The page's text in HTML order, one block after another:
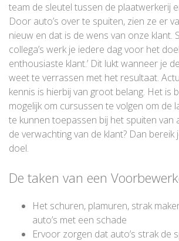
team de sleutel tussen de plaatwerkerij
Door auto’s over te spuiten, zien ze er
nieuw en dat is de wens van onze klant.
collega’s werk je iedere dag voor het
enthousiaste klant.’ Dit lukt wanneer je
weet te verrassen met het resultaat.
kennis is hierbij van groot belang. Het is
mogelijk om cursussen te volgen om de
te kunnen toepassen bij het spuiten van
de verwachting van de klant? Dan bereik
doel.
De taken van een
Het schuren, plamuren, strak
auto’s met een schade
Ervoor zorgen dat auto’s strak de